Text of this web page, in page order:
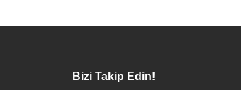
Bizi Takip Edin!